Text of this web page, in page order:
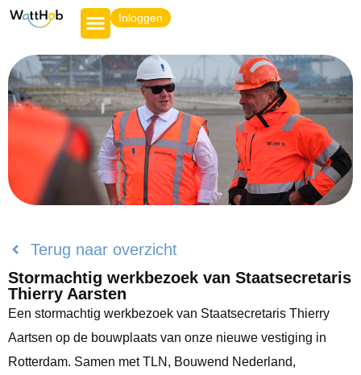
Inloggen
Terug naar overzicht
Stormachtig werkbezoek van Staatsecretaris
Thierry Aarsten
Een stormachtig werkbezoek van Staatsecretaris Thierry
Aartsen op de bouwplaats van onze nieuwe vestiging in
Rotterdam. Samen met TLN, Bouwend Nederland,